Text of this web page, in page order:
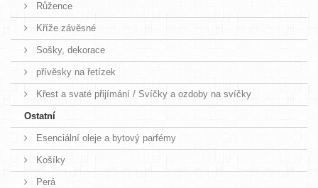
Růžence
Kříže závěsné
Sošky, dekorace
přívěsky na řetízek
Křest a svaté přijímání / Svíčky a ozdoby na svíčky
Ostatní
Esenciální oleje a bytový parfémy
Košíky
Perá